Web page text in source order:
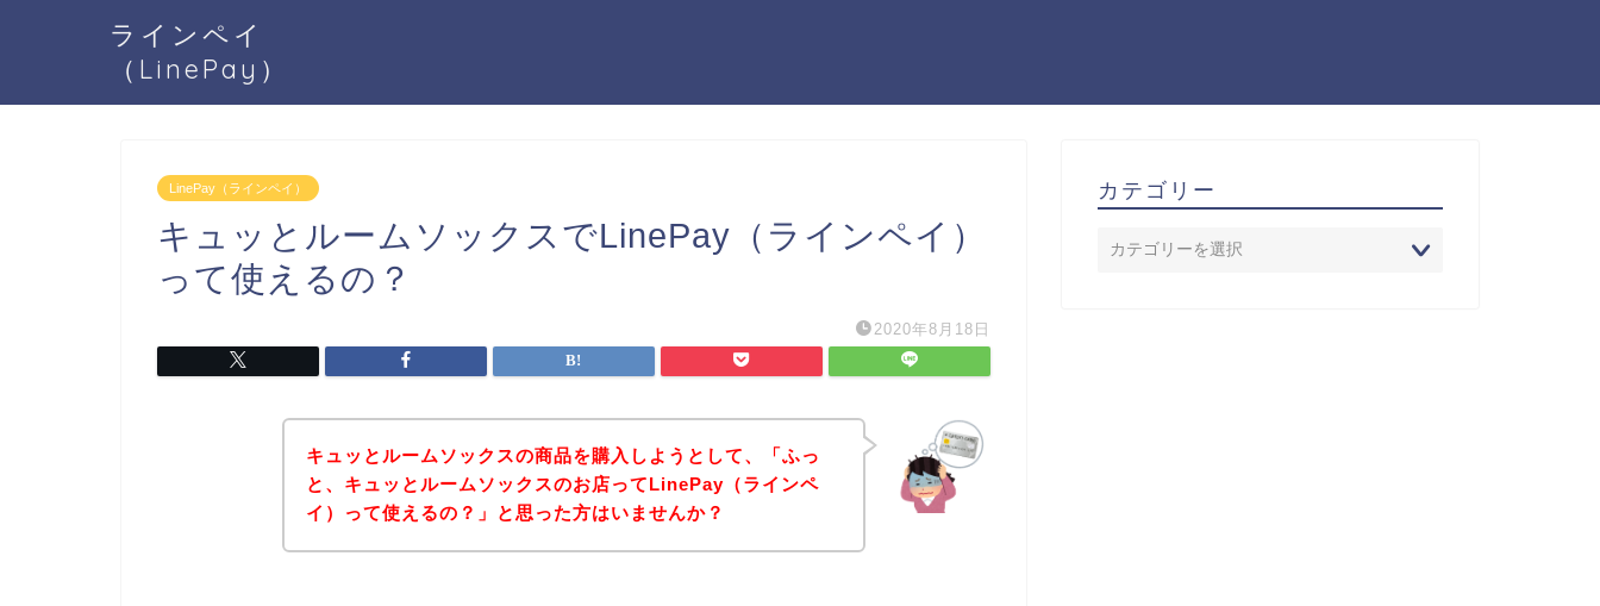
ラインペイ
（LinePay）
LinePay（ラインペイ）
キュッとルームソックスでLinePay（ラインペイ）
って使えるの？
2020年8月18日
キュッとルームソックスの商品を購入しようとして、「ふっ
と、キュッとルームソックスのお店ってLinePay（ラインペ
イ）って使えるの？」と思った方はいませんか？
カテゴリー